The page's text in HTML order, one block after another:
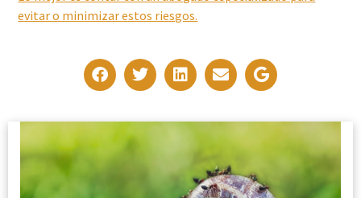
evitar o minimizar estos riesgos.